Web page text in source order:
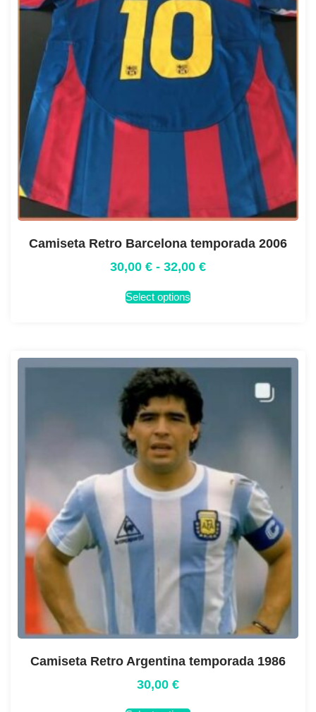
Camiseta Retro Barcelona temporada 2006
30,00 € - 32,00 €
Select options
Camiseta Retro Argentina temporada 1986
30,00 €